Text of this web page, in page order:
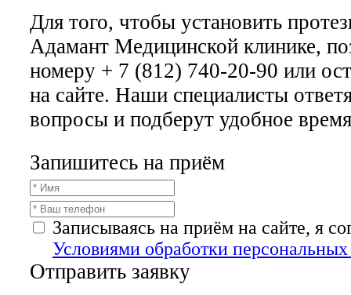
Для того, чтобы установить
Адамант Медицинской клинике,
номеру + 7 (812) 740-20-90 или
на сайте. Наши специалисты
вопросы и подберут удобное
Запишитесь на приём
Записываясь на приём на сайте, я
Условиями обработки
Отправить заявку